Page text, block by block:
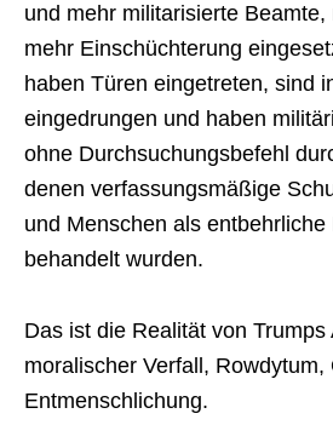
und mehr militarisierte Beamte,
mehr Einschüchterung
haben Türen eingetreten, sind
eingedrungen und haben
ohne Durchsuchungsbefehl
denen verfassungsmäßige
und Menschen als entbehrliche
behandelt wurden.
Das ist die Realität von Trumps
moralischer Verfall, Rowdytum,
Entmenschlichung.